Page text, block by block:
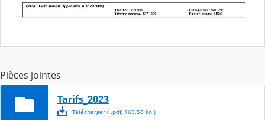
Pièces jointes
Tarifs_2023
Télécharger( .pdf, 169.58 ko)